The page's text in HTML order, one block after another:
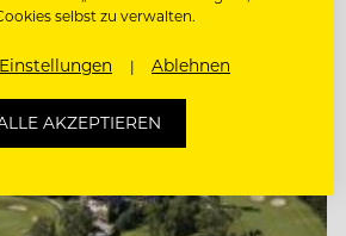
selbst zu verwalten.
Ablehnen
AKZEPTIEREN